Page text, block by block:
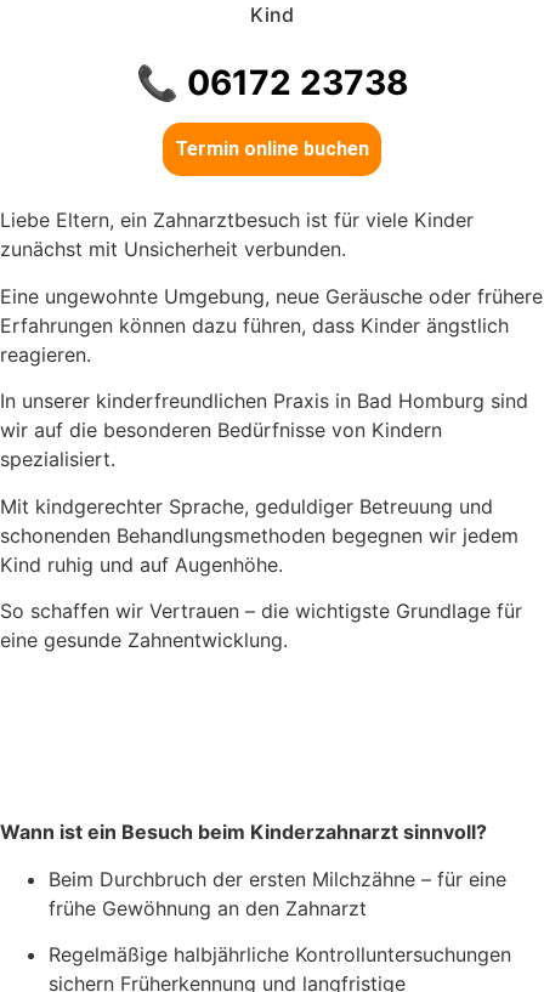
Kind
📞 06172 23738
Termin online buchen
Liebe Eltern, ein Zahnarztbesuch ist für viele Kinder
zunächst mit Unsicherheit verbunden.
Eine ungewohnte Umgebung, neue Geräusche oder frühere
Erfahrungen können dazu führen, dass Kinder ängstlich
reagieren.
In unserer kinderfreundlichen Praxis in Bad Homburg sind
wir auf die besonderen Bedürfnisse von Kindern
spezialisiert.
Mit kindgerechter Sprache, geduldiger Betreuung und
schonenden Behandlungsmethoden begegnen wir jedem
Kind ruhig und auf Augenhöhe.
So schaffen wir Vertrauen – die wichtigste Grundlage für
eine gesunde Zahnentwicklung.
Wann ist ein Besuch beim Kinderzahnarzt sinnvoll?
Beim Durchbruch der ersten Milchzähne – für eine
frühe Gewöhnung an den Zahnarzt
Regelmäßige halbjährliche Kontrolluntersuchungen
sichern Früherkennung und langfristige